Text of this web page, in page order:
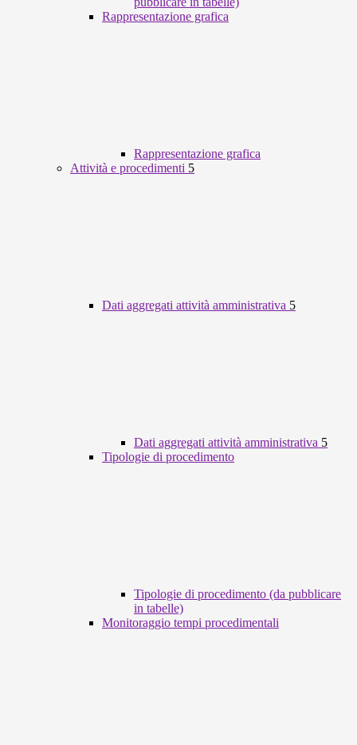
Rappresentazione grafica
Rappresentazione grafica
Attività e procedimenti 5
Dati aggregati attività amministrativa 5
Dati aggregati attività amministrativa 5
Tipologie di procedimento
Tipologie di procedimento (da pubblicare
in tabelle)
Monitoraggio tempi procedimentali